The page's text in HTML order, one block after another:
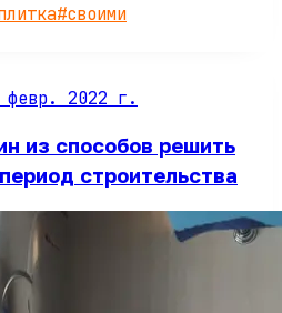
#своими
февр. 2022 г.
из способов решить
строительства